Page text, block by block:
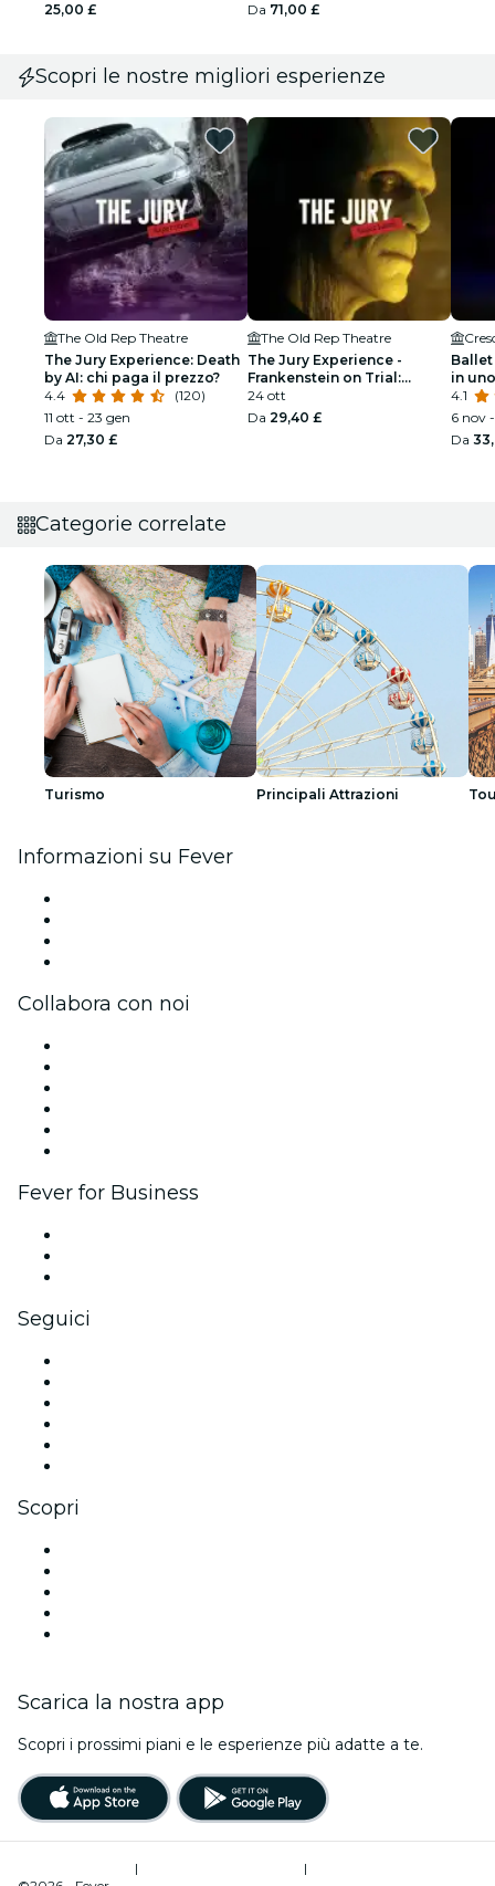
25,00 £
Da 71,00 £
Scopri le nostre migliori esperienze
The Old Rep Theatre
The Jury Experience: Death
by AI: chi paga il prezzo?
4.4
(120)
11 ott - 23 gen
Da 27,30 £
The Old Rep Theatre
The Jury Experience -
Frankenstein on Trial:
L'uomo che sfidò Dio
24 ott
Da 29,40 £
in
4.1
6 nov
Da
Categorie correlate
Turismo Principali Attrazioni
Informazioni su Fever
Collabora con noi
Fever for Business
Seguici
Scopri
Scarica la nostra app
Scopri i prossimi piani e le esperienze più adatte a te.
| |